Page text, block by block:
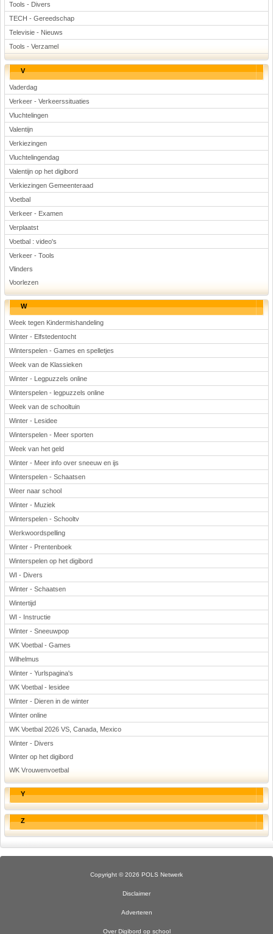
Tools - Divers
TECH - Gereedschap
Televisie - Nieuws
Tools - Verzamel
V
Vaderdag
Verkeer - Verkeerssituaties
Vluchtelingen
Valentijn
Verkiezingen
Vluchtelingendag
Valentijn op het digibord
Verkiezingen Gemeenteraad
Voetbal
Verkeer - Examen
Verplaatst
Voetbal : video's
Verkeer - Tools
Vlinders
Voorlezen
W
Week tegen Kindermishandeling
Winter - Elfstedentocht
Winterspelen - Games en spelletjes
Week van de Klassieken
Winter - Legpuzzels online
Winterspelen - legpuzzels online
Week van de schooltuin
Winter - Lesidee
Winterspelen - Meer sporten
Week van het geld
Winter - Meer info over sneeuw en ijs
Winterspelen - Schaatsen
Weer naar school
Winter - Muziek
Winterspelen - Schooltv
Werkwoordspelling
Winter - Prentenboek
Winterspelen op het digibord
WI - Divers
Winter - Schaatsen
Wintertijd
WI - Instructie
Winter - Sneeuwpop
WK Voetbal - Games
Wilhelmus
Winter - Yurlspagina's
WK Voetbal - lesidee
Winter - Dieren in de winter
Winter online
WK Voetbal 2026 VS, Canada, Mexico
Winter - Divers
Winter op het digibord
WK Vrouwenvoetbal
Y
Z
Copyright © 2026 POLS Netwerk
Disclaimer
Adverteren
Over Digibord op school